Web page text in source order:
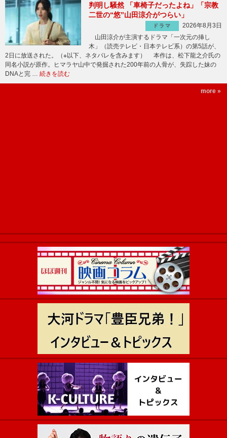
判明し騒然 「車椅子だったよね」「宗教
二世の“悠”山田涼介がつらい」
ドラマ
2026年8月3日
山田涼介が主演するドラマ「一次元の挿し
木」（読売テレビ・日本テレビ系）の第5話が、
2日に放送された。（※以下、ネタバレを含みます） 本作は、松下龍之介氏の
同名小説が原作。ヒマラヤ山中で発掘された200年前の人骨が、失踪した妹の
DNAと完 … 続きを読む
more »